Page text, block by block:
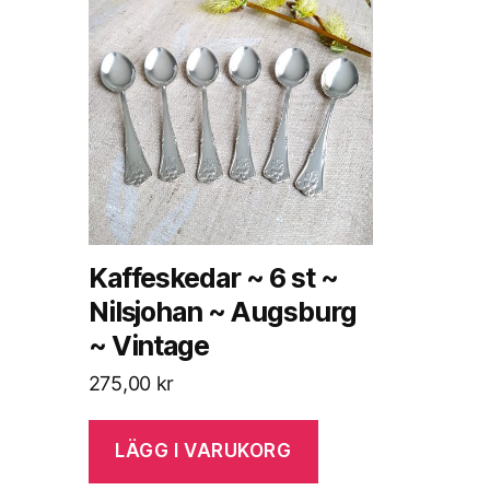
Kaffeskedar ~ 6 st ~
Nilsjohan ~ Augsburg
~ Vintage
275,00 kr
LÄGG I VARUKORG